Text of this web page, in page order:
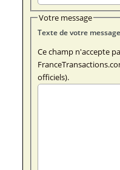
Votre message
Ce champ n'accepte
officiels).